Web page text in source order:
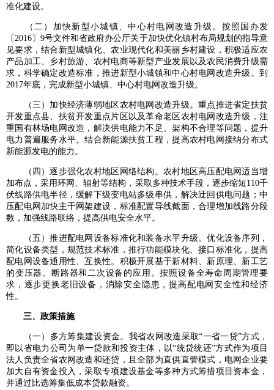
准化建设。
（二）加快新型小城镇、中心村电网改造升级。按照国办发
〔2016〕9号文件和省政府办公厅关于加快优化镇村布局规划的指导意
见要求，结合新型城镇化、农业现代化和美丽乡村建设，积极适应农
产品加工、乡村旅游、农村电商等新型产业发展以及农民消费升级需
求，科学确定改造标准，推进新型小城镇和中心村电网改造升级。到
2017年底，完成新型小城镇、中心村电网改造升级。
（三）加快经济薄弱地区农村电网改造升级。重点推进省定扶贫
开发重点县、扶贫开发重点片区以及革命老区农村电网改造升级，注
重国有林场电网改造，解决供电能力不足、架构不合理等问题，提升
电力普遍服务水平。结合新能源扶贫工程，提高农村电网接纳分布式
新能源发电的能力。
（四）逐步强化农村地区网络结构。农村地区高压配电网适当增
加布点，采用环网、辐射等结构，采取多种技术手段，逐步缩短110千
伏线路供电半径，缓解下级变电站多级串供，解决迂回供电问题；中
压配电网加快主干网架建设，标准配置导线截面，合理增加线路分段
数，加强线路联络，提高供电安全水平。
（五）推进配电网设备标准化和装备水平升级。优化设备序列，
简化设备类型，规范技术标准，推行功能模块化、接口标准化，提高
配电网设备通用性、互换性。积极开展基于新材料、新原理、新工艺
的变压器、断路器和二次设备的应用。按照设备全寿命周期管理要
求，逐步更换老旧设备，消除安全隐患，提高配电网安全性和经济
性。
三、政策措施
（一）多方筹集建设资金。我省农网改造采取“一省一贷”方式，
即以省电力公司为单一贷款和投资主体，以“统贷统还”方式作为项目
法人负责全省农网改造和还贷，且全部为直供直管模式，电网企业要
加大自有资金投入，采取专项建设基金等多种方式筹措项目资本金，
并通过比选筹集低成本贷款融资。